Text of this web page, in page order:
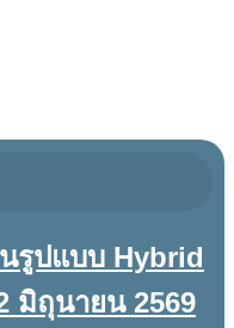
รูปแบบ Hybrid
มิถุนายน 2569